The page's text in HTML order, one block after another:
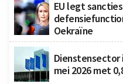
EU legt
Oekraïne
Dienstensector
mei 2026 met